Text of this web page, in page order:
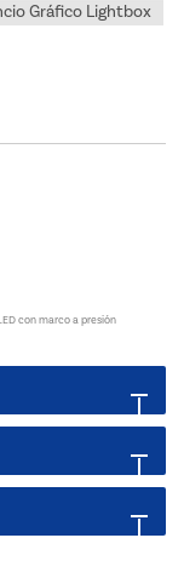
Gráfico Lightbox
con marco a presión